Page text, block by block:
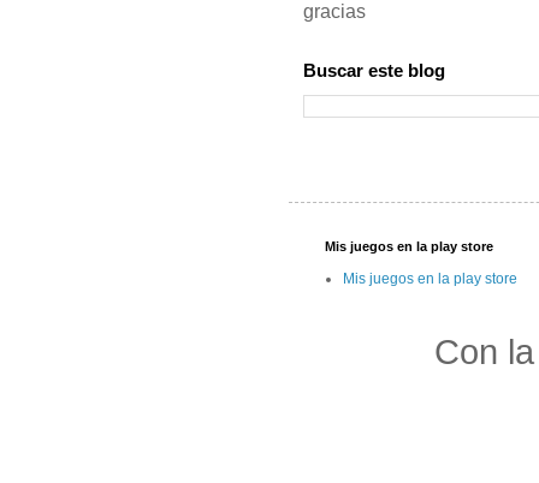
gracias
Buscar este blog
Mis juegos en la play store
Mis juegos en la play store
Con